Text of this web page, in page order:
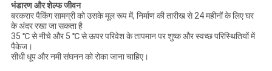
भंडारण और शेल्फ जीवन
बरकरार पैकिंग सामग्री को उसके मूल रूप में, निर्माण की तारीख से 24 महीनों के लिए घर
के अंदर रखा जा सकता है
35 ℃ से नीचे और 5 ℃ से ऊपर परिवेश के तापमान पर शुष्क और स्वच्छ परिस्थितियों में
पैकेज।
सीधी धूप और नमी संघनन को रोका जाना चाहिए।